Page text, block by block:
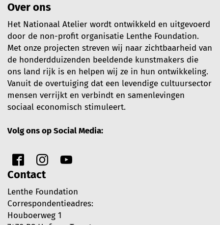
Over ons
Het Nationaal Atelier wordt ontwikkeld en uitgevoerd
door de non-profit organisatie Lenthe Foundation.
Met onze projecten streven wij naar zichtbaarheid van
de honderdduizenden beeldende kunstmakers die
ons land rijk is en helpen wij ze in hun ontwikkeling.
Vanuit de overtuiging dat een levendige cultuursector
mensen verrijkt en verbindt en samenlevingen
sociaal economisch stimuleert.
Volg ons op Social Media:
Contact
Lenthe Foundation
Correspondentieadres:
Houboerweg 1